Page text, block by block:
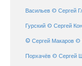
Васильев © Сергей
Гурский © Сергей
© Сергей Макаров ©
Порхачёв © Сергей